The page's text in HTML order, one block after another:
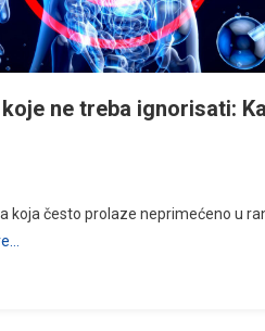
ne treba ignorisati:
koja često prolaze neprimećeno u